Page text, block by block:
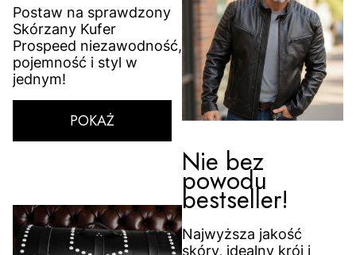
Postaw na sprawdzony
Skórzany Kufer
Prospeed niezawodność,
pojemność i styl w
jednym!
POKAŻ
Nie bez
powodu
bestseller!
Najwyższa jakość
skóry, idealny krój i